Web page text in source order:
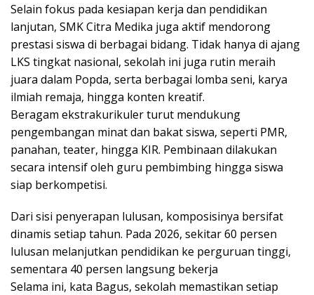
Selain fokus pada kesiapan kerja dan pendidikan
lanjutan, SMK Citra Medika juga aktif mendorong
prestasi siswa di berbagai bidang. Tidak hanya di ajang
LKS tingkat nasional, sekolah ini juga rutin meraih
juara dalam Popda, serta berbagai lomba seni, karya
ilmiah remaja, hingga konten kreatif.
Beragam ekstrakurikuler turut mendukung
pengembangan minat dan bakat siswa, seperti PMR,
panahan, teater, hingga KIR. Pembinaan dilakukan
secara intensif oleh guru pembimbing hingga siswa
siap berkompetisi.
Dari sisi penyerapan lulusan, komposisinya bersifat
dinamis setiap tahun. Pada 2026, sekitar 60 persen
lulusan melanjutkan pendidikan ke perguruan tinggi,
sementara 40 persen langsung bekerja
Selama ini, kata Bagus, sekolah memastikan setiap